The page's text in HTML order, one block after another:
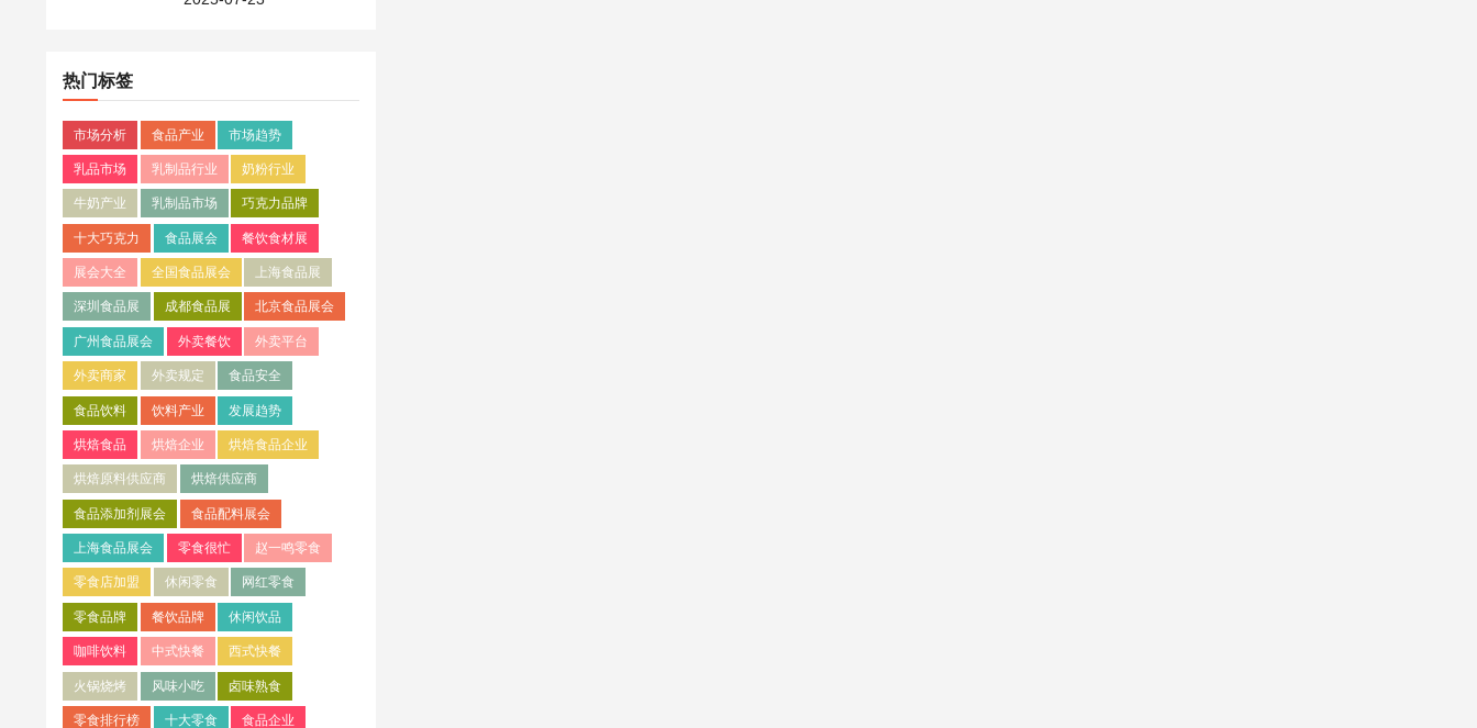
热门标签
市场分析 食品产业 市场趋势
乳品市场 乳制品行业 奶粉行业
牛奶产业 乳制品市场 巧克力品牌
十大巧克力 食品展会 餐饮食材展
展会大全 全国食品展会 上海食品展
深圳食品展 成都食品展 北京食品展会
广州食品展会 外卖餐饮 外卖平台
外卖商家 外卖规定 食品安全
食品饮料 饮料产业 发展趋势
烘焙食品 烘焙企业 烘焙食品企业
烘焙原料供应商 烘焙供应商
食品添加剂展会 食品配料展会
上海食品展会 零食很忙 赵一鸣零食
零食店加盟 休闲零食 网红零食
零食品牌 餐饮品牌 休闲饮品
咖啡饮料 中式快餐 西式快餐
火锅烧烤 风味小吃 卤味熟食
零食排行榜 十大零食 食品企业